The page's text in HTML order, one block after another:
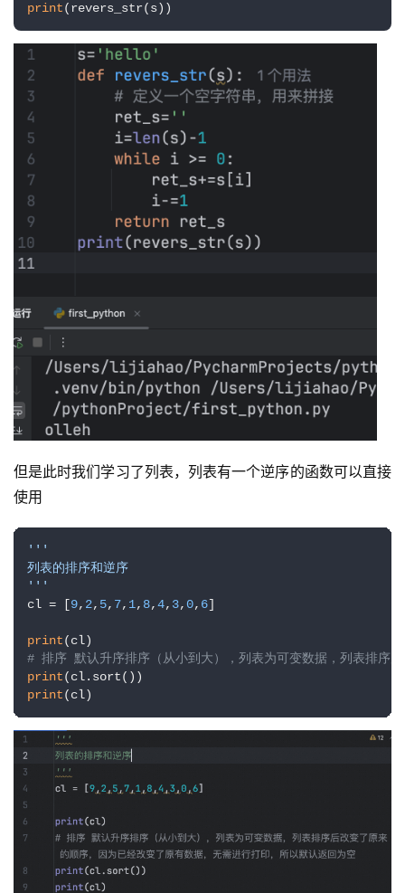
print(revers_str(s))
但是此时我们学习了列表，列表有一个逆序的函数可以直接
使用
'''
列表的排序和逆序
'''
cl = [9, 2, 5, 7, 1, 8,4, 3,0, 6]
print
# 排序 默认升序排序（从小到大），列表为可变数据，列表排序
print
print(cl)